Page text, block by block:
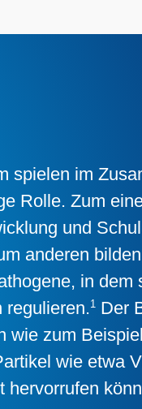
spielen im
Rolle. Zum
und
anderen
in dem
regulieren.1Der
wie zum
wie etwa
hervorrufen